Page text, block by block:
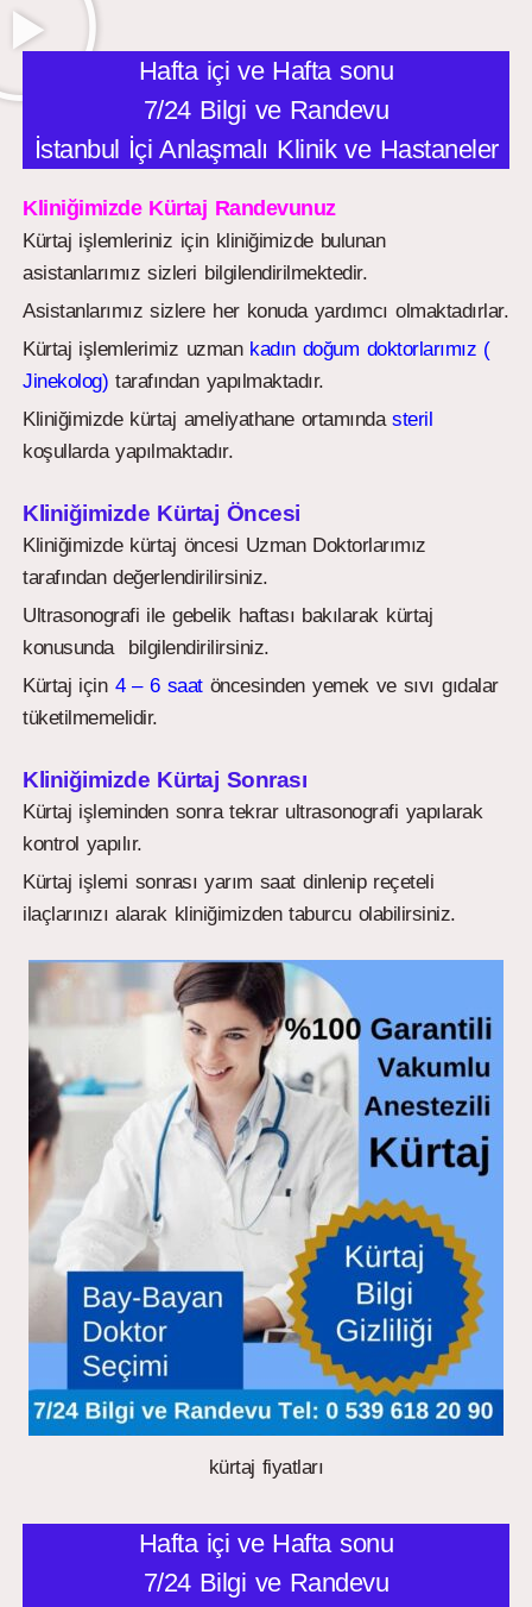
Hafta içi ve Hafta sonu
7/24 Bilgi ve Randevu
İstanbul İçi Anlaşmalı Klinik ve Hastaneler
Kliniğimizde Kürtaj Randevunuz
Kürtaj işlemleriniz için kliniğimizde bulunan
asistanlarımız sizleri bilgilendirilmektedir.
Asistanlarımız sizlere her konuda yardımcı olmaktadırlar.
Kürtaj işlemlerimiz uzman kadın doğum doktorlarımız (
Jinekolog) tarafından yapılmaktadır.
Kliniğimizde kürtaj ameliyathane ortamındasteril
koşullarda yapılmaktadır.
Kliniğimizde Kürtaj Öncesi
Kliniğimizde kürtaj öncesi Uzman Doktorlarımız
tarafından değerlendirilirsiniz.
Ultrasonografi ile gebelik haftası bakılarak kürtaj
konusunda bilgilendirilirsiniz.
Kürtaj için 4 – 6 saatöncesinden yemek ve sıvı gıdalar
tüketilmemelidir.
Kliniğimizde Kürtaj Sonrası
Kürtaj işleminden sonra tekrar ultrasonografi yapılarak
kontrol yapılır.
Kürtaj işlemi sonrası yarım saat dinlenip reçeteli
ilaçlarınızı alarak kliniğimizden taburcu olabilirsiniz.
kürtaj fiyatları
Hafta içi ve Hafta sonu
7/24 Bilgi ve Randevu